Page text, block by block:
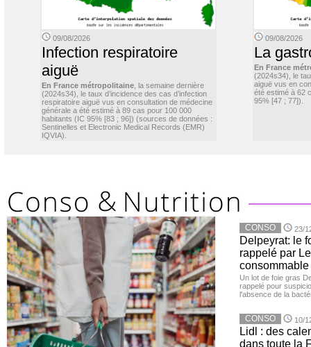
09/08/2026
Infection respiratoire
aiguë
En France métropolitaine , la semaine dernière
(2024s34), le taux d’incidence des cas d’infection
respiratoire aiguë vus en consultation de médecine
générale a été estimé à 89 cas pour 100 000
habitants (IC 95% [83 ; 96]) (sources de données :
Sentinelles et Electronic Medical Records (EMR)
IQVIA).
09/08/2026
La
En France
(2024s34), le
aiguë vus en
été estimé à 62
95% [47 ; 77]).
CONSO 23/
Delpeyrat: le
rappelé par
consommable
Un lot de foie gras
rappelé pour
l'absence de la
CONSO 10/
Lidl : des
dans toute la